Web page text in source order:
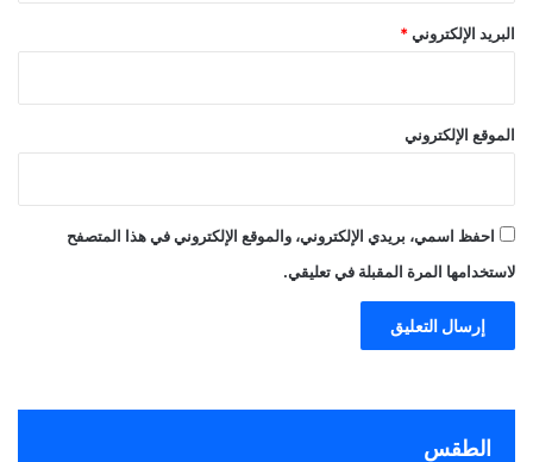
البريد الإلكتروني *
الموقع الإلكتروني
احفظ اسمي، بريدي الإلكتروني، والموقع الإلكتروني في هذا المتصفح
لاستخدامها المرة المقبلة في تعليقي.
الطقس